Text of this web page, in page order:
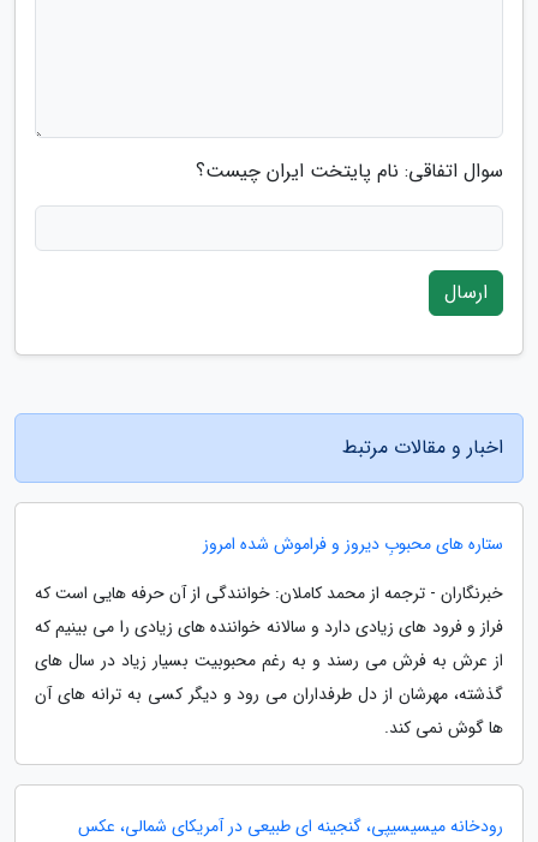
سوال اتفاقی: نام پایتخت ایران چیست؟
ارسال
اخبار و مقالات مرتبط
ستاره های محبوبِ دیروز و فراموش شده امروز
خبرنگاران - ترجمه از محمد کاملان: خوانندگی از آن حرفه هایی است که
فراز و فرود های زیادی دارد و سالانه خواننده های زیادی را می بینیم که
از عرش به فرش می رسند و به رغم محبوبیت بسیار زیاد در سال های
گذشته، مهرشان از دل طرفداران می رود و دیگر کسی به ترانه های آن
ها گوش نمی کند.
رودخانه میسیسیپی، گنجینه ای طبیعی در آمریکای شمالی، عکس